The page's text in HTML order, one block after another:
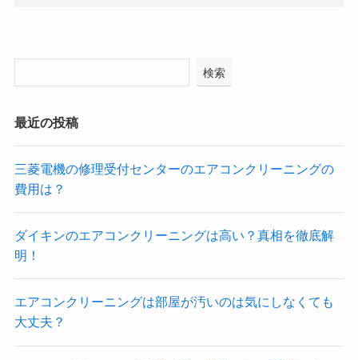
検索
最近の投稿
三菱電機の修理受付センターのエアコンクリーニングの
費用は？
ダイキンのエアコンクリーニングは高い？真相を徹底解
明！
エアコンクリーニングは部屋が汚いのは気にしなくても
大丈夫？